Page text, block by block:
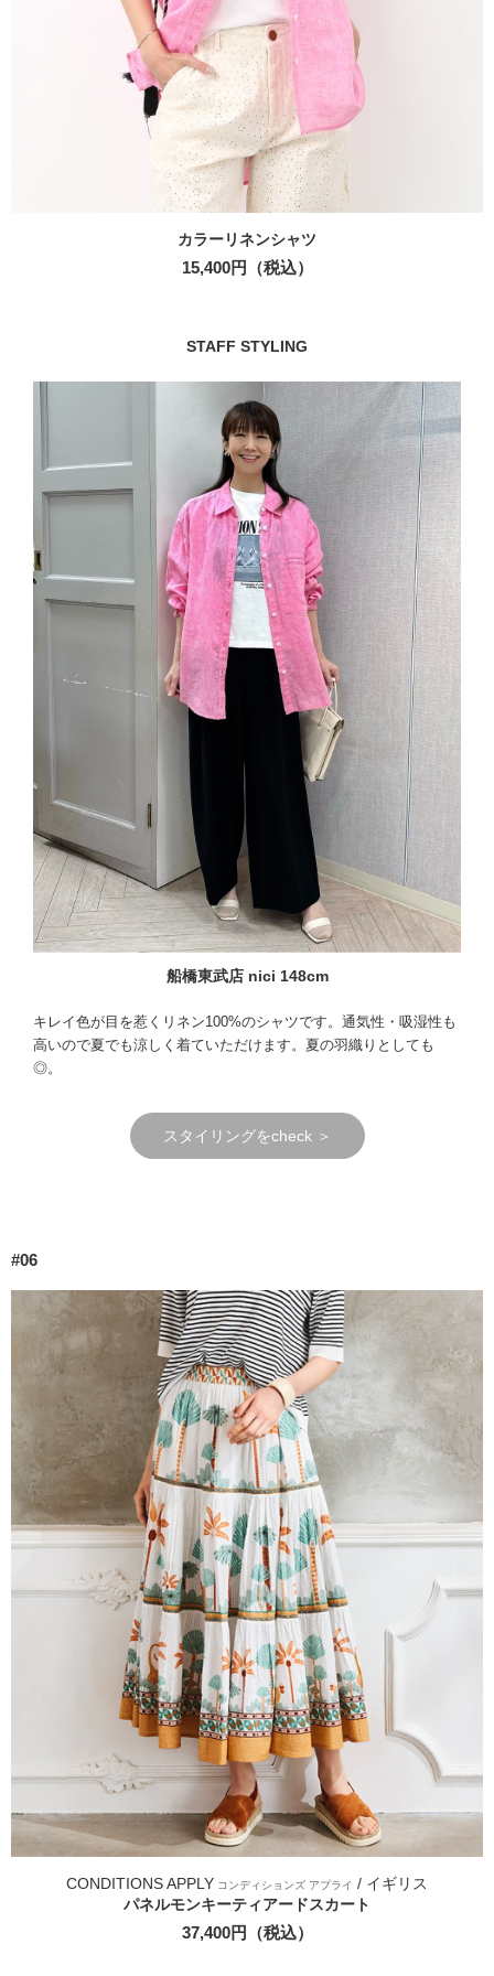
カラーリネンシャツ
15,400円（税込）
STAFF STYLING
船橋東武店 nici 148cm
キレイ色が目を惹くリネン100%のシャツです。通気性・吸湿性も
高いので夏でも涼しく着ていただけます。夏の羽織りとしても
◎。
スタイリングをcheck ＞
#06
CONDITIONS APPLY コンディションズ アプライ / イギリス
パネルモンキーティアードスカート
37,400円（税込）